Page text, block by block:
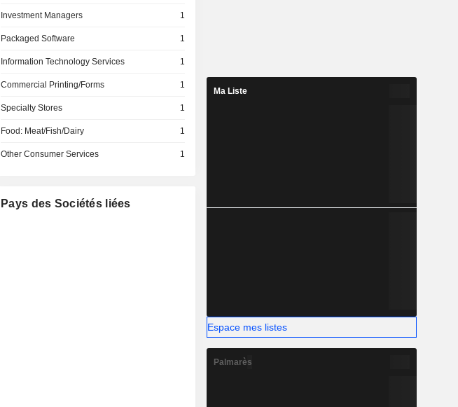
Investment Managers 1
Packaged Software 1
Information Technology Services 1
Commercial Printing/Forms 1
Specialty Stores 1
Food: Meat/Fish/Dairy 1
Other Consumer Services 1
Pays des Sociétés liées
Ma Liste
Espace mes listes
Palmarès